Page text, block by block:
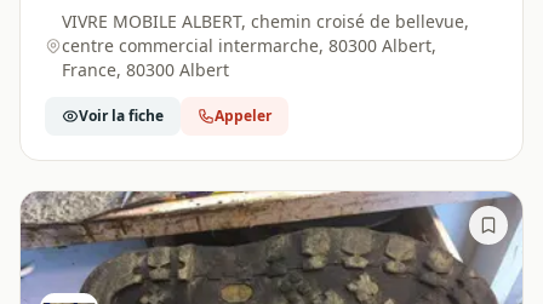
VIVRE MOBILE ALBERT, chemin croisé de bellevue,
centre commercial intermarche, 80300 Albert,
France, 80300 Albert
Voir la fiche Appeler